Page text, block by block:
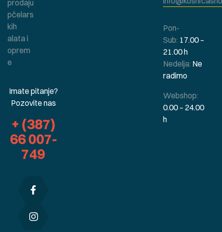
prodaju
pčelars
kih
alata i
oprem
e
Imate pitanje?
Pozovite nas
+ (387)
66 007-
749
Pon-
Sub: 17.00 –
21.00 h
Nedelja: Ne
radimo
Webshop:
0.00 – 24.00
h